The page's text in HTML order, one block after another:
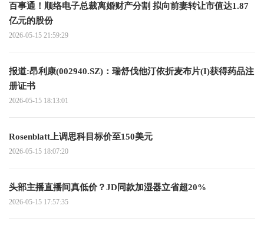
百事通！顺络电子总裁离婚财产分割 拟向前妻转让市值达1.87
亿元的股份
2026-05-15 21:59:29
报道:昂利康(002940.SZ)：瑞舒伐他汀依折麦布片(I)获得药品注
册证书
2026-05-15 18:13:01
Rosenblatt上调思科目标价至150美元
2026-05-15 18:07:20
头部主播直播间真低价？JD同款加湿器立省超20%
2026-05-15 17:57:35